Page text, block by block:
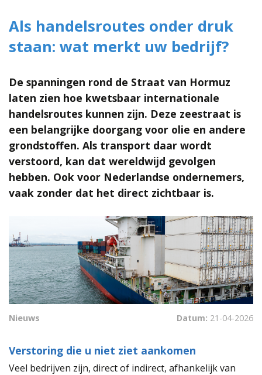
Als handelsroutes onder druk
staan: wat merkt uw bedrijf?
De spanningen rond de Straat van Hormuz
laten zien hoe kwetsbaar internationale
handelsroutes kunnen zijn. Deze zeestraat is
een belangrijke doorgang voor olie en andere
grondstoffen. Als transport daar wordt
verstoord, kan dat wereldwijd gevolgen
hebben. Ook voor Nederlandse ondernemers,
vaak zonder dat het direct zichtbaar is.
Nieuws Datum: 21-04-2026
Verstoring die u niet ziet aankomen
Veel bedrijven zijn, direct of indirect, afhankelijk van